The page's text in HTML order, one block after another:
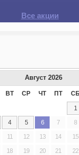
Все акции
Август 2026
ВТ СР ЧТ ПТ
1
4 5 6 7 8
11 12 13 14 15
18 19 20 21 22